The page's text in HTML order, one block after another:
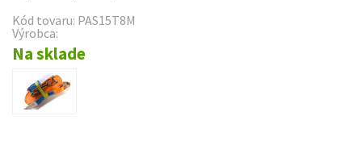
Kód tovaru: PAS15T8M
Výrobca:
Na sklade